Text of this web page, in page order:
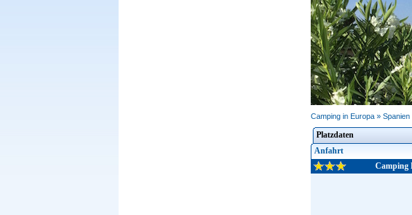
CAMPING LA
Camping in Europa » Spanien
Platzdaten
Anfahrt
Camping